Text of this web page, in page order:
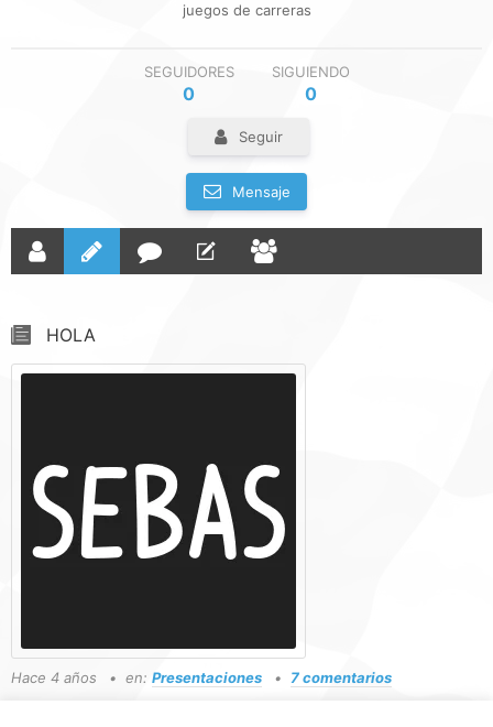
juegos de carreras
SEGUIDORES
0
SIGUIENDO
0
Seguir
Mensaje
HOLA
Hace 4 años en: Presentaciones 7 comentarios